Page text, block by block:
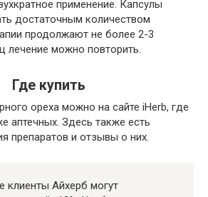
применение. Капсулы
достаточным количеством
продолжают не более 2-3
лечение можно повторить.
Где купить
ореха можно на сайте iHerb, где
аптечных. Здесь также есть
препаратов и отзывы о них.
клиенты Айхерб могут